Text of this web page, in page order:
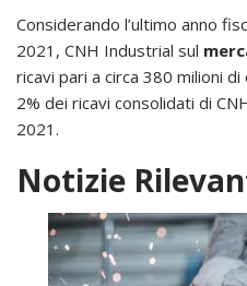
Considerando l’ultimo anno
2021, CNH Industrial sul
ricavi pari a circa 380 milioni
2% dei ricavi consolidati di
2021.
Notizie